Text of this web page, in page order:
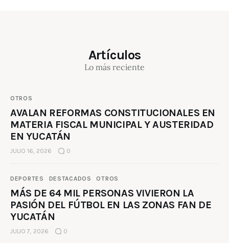
Artículos
Lo más reciente
OTROS
AVALAN REFORMAS CONSTITUCIONALES EN
MATERIA FISCAL MUNICIPAL Y AUSTERIDAD
EN YUCATÁN
JULIO 16, 2026 0
DEPORTES DESTACADOS OTROS
MÁS DE 64 MIL PERSONAS VIVIERON LA
PASIÓN DEL FÚTBOL EN LAS ZONAS FAN DE
YUCATÁN
JULIO 7, 2026 0